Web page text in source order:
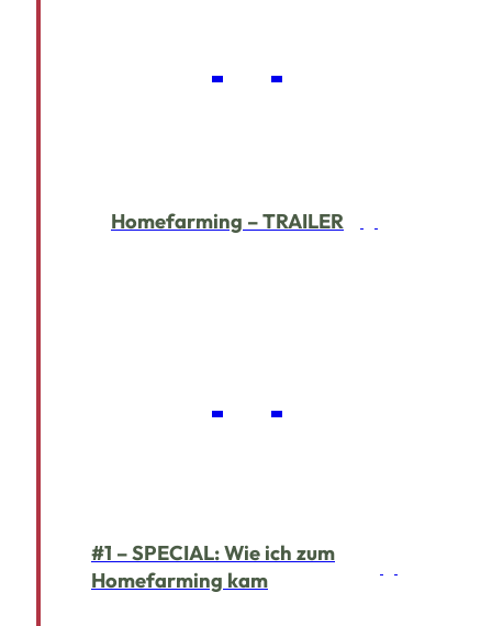
Homefarming – TRAILER
#1 – SPECIAL: Wie ich zum
Homefarming kam